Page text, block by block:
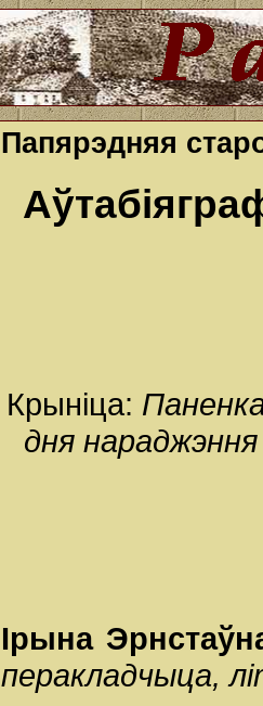
Папярэдняя
Крыніца:
дня нараджэння
Ірына
перакладчыца,